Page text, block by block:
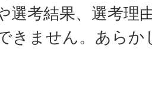
選考結果、選考理
きません。あら